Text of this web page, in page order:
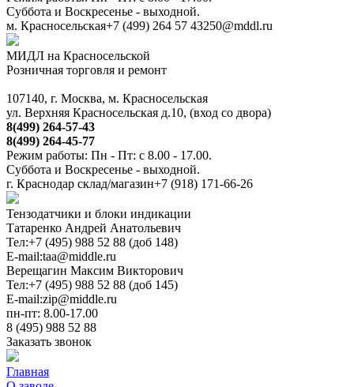
Суббота и Воскресенье - выходной.
м. Красносельская+7 (499) 264 57 43250@mddl.ru
МИДЛ на Красносельской
Розничная торговля и ремонт
107140, г. Москва, м. Красносельская
ул. Верхняя Красносельская д.10, (вход со двора)
8(499) 264-57-43
8(499) 264-45-77
Режим работы: Пн - Пт: с 8.00 - 17.00.
Суббота и Воскресенье - выходной.
г. Краснодар склад/магазин+7 (918) 171-66-26
Тензодатчики и блоки индикации
Татаренко Андрей Анатольевич
Тел:+7 (495) 988 52 88 (доб 148)
E-mail:taa@middle.ru
Верещагин Максим Викторович
Тел:+7 (495) 988 52 88 (доб 145)
E-mail:zip@middle.ru
пн-пт: 8.00-17.00
8 (495) 988 52 88
Заказать звонок
Главная